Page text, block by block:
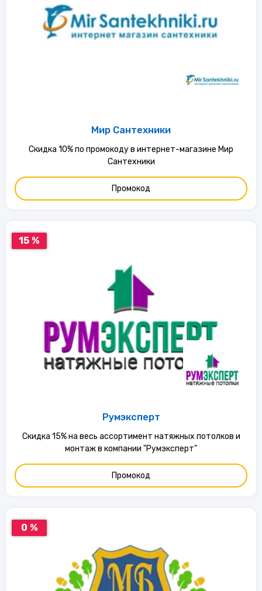
Мир Сантехники
Скидка 10% по промокоду в интернет-магазине Мир
Сантехники
Промокод
15 %
Румэксперт
Скидка 15% на весь ассортимент натяжных потолков и
монтаж в компании "Румэксперт"
Промокод
0 %